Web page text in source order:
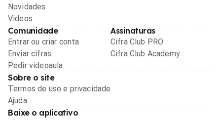
Novidades
Videos
Comunidade
Entrar ou criar conta
Enviar cifras
Pedir videoaula
Assinaturas
Cifra Club PRO
Cifra Club Academy
Sobre o site
Termos de uso e privacidade
Ajuda
Baixe o aplicativo